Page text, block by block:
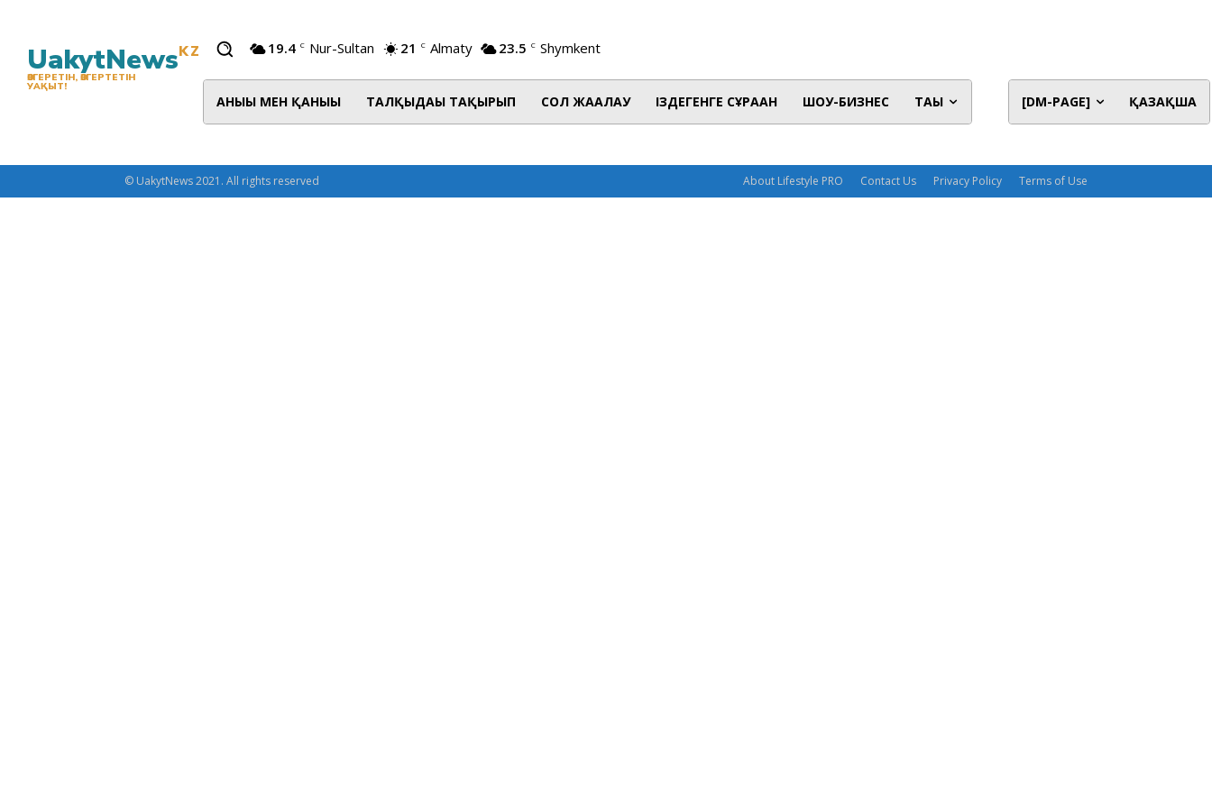
UakytNewsKZ
ӨЗГЕРЕТІН, ӨЗГЕРТЕТІН
УАҚЫТ!
19.4 C Nur-Sultan 21 C Almaty 23.5 C Shymkent
АНЫҒЫ МЕН ҚАНЫҒЫ ТАЛҚЫДАҒЫ ТАҚЫРЫП СОЛ ЖАҒАЛАУ ІЗДЕГЕНГЕ СҰРАҒАН ШОУ-БИЗНЕС ТАҒЫ [DM-PAGE] ҚАЗАҚША
About Lifestyle PRO Contact Us Privacy Policy Terms of Use
© UakytNews 2021. All rights reserved